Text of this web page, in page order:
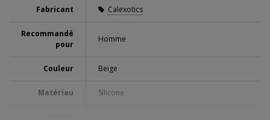
Fabricant Calexotics
Recommandé
pour
Homme
Couleur Beige
Matériau Silicone